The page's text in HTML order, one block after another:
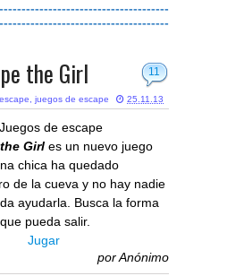
11
the Girl
, juegos de escape 25.11.13
Girl es un nuevo juego
chica ha quedado
de la cueva y no hay nadie
ayudarla. Busca la forma
pueda salir.
Jugar
porAnónimo